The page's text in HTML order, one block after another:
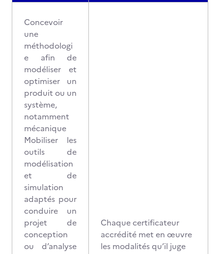
Concevoir
une
méthodologi
e afin de
modéliser et
optimiser un
produit ou un
système,
notamment
mécanique
Mobiliser les
outils de
modélisation
et de
simulation
adaptés pour
conduire un
projet de
conception
ou d’analyse
Chaque certificateur
accrédité met en œuvre
les modalités qu’il juge